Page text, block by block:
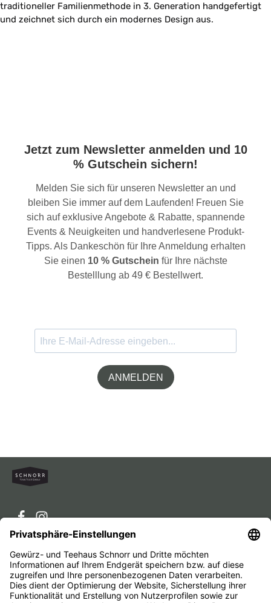
traditioneller Familienmethode in 3. Generation handgefertigt
und zeichnet sich durch ein modernes Design aus.
Jetzt zum Newsletter anmelden und 10
% Gutschein sichern!
Melden Sie sich für unseren Newsletter an und
bleiben Sie immer auf dem Laufenden! Freuen Sie
sich auf exklusive Angebote & Rabatte, spannende
Events & Neuigkeiten und handverlesene Produkt-
Tipps. Als Dankeschön für Ihre Anmeldung erhalten
Sie einen 10 % Gutschein für Ihre nächste
Bestelllung ab 49 € Bestellwert.
ANMELDEN
Service-Hotline
Service